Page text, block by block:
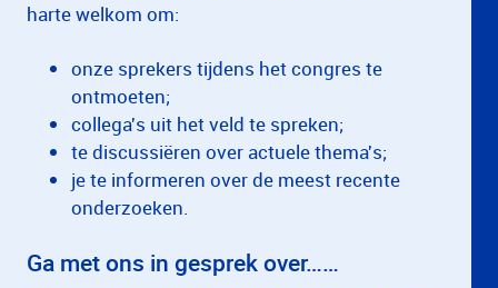
harte welkom om:
onze sprekers tijdens het congres te
ontmoeten;
collega's uit het veld te spreken;
te discussiëren over actuele thema's;
je te informeren over de meest recente
onderzoeken.
Ga met ons in gesprek over……